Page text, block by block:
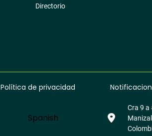
Directorio
Política de privacidad
Language
Spanish
Cra 9 a